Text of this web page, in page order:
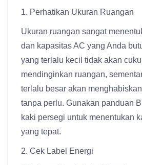
1. Perhatikan Ukuran Ruangan
Ukuran ruangan sangat
dan kapasitas AC yang Anda
yang terlalu kecil tidak akan
mendinginkan ruangan,
terlalu besar akan
tanpa perlu. Gunakan panduan
kaki persegi untuk menentukan
yang tepat.
2. Cek Label Energi